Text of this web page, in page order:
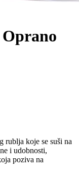
rublja koje se suši na
i udobnosti,
poziva na